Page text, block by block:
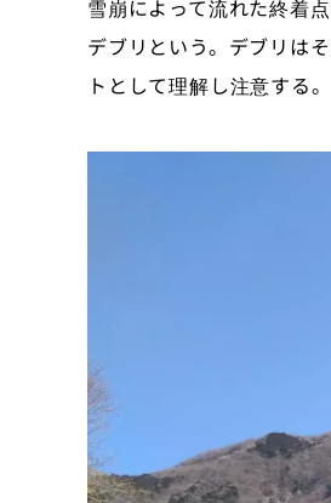
雪崩によって流れた終着
デブリという。デブリは
トとして理解し注意する。